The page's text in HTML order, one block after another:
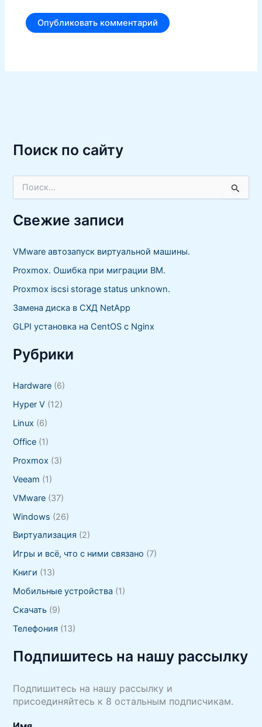
Поиск по сайту
с
к
Свежие записи
VMware автозапуск виртуальной машины.
Proxmox. Ошибка при миграции ВМ.
Proxmox iscsi storage status unknown.
Замена диска в СХД NetApp
GLPI установка на CentOS с Nginx
Рубрики
Hardware (6)
Hyper V (12)
Linux (6)
Office (1)
Proxmox (3)
Veeam (1)
VMware (37)
Windows (26)
Виртуализация (2)
Игры и всё, что с ними связано (7)
Книги (13)
Мобильные устройства (1)
Скачать (9)
Телефония (13)
Подпишитесь на нашу рассылку
Подпишитесь на нашу рассылку и
присоединяйтесь к 8 остальным подписчикам.